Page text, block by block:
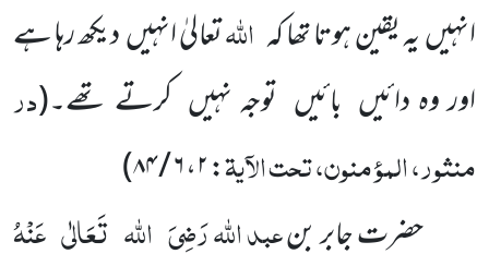
انہیں یہ یقین ہوتا تھا کہ اللہتعالیٰ انہیں دیکھ رہا ہے
اور وہ دائیں بائیں توجہ نہیں کرتے تھے۔(در
منثور، المؤمنون، تحت الآیۃ:۲،۶ / ۸۴
)
حضرت جابر بنعبد اللہ رَضِیَ اللہ تَعَالٰی عَنْہُ